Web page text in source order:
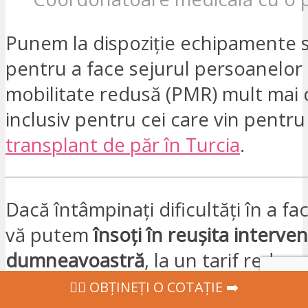
Punem la dispoziție echipamente
pentru a face sejurul persoanelor
mobilitate redusă (PMR) mult
inclusiv pentru cei care vin
transplant de păr în Turcia.
Dacă întâmpinați dificultăți în a
vă putemînsoți în reușita
dumneavoastră, la un tarif redus.
Coordonatoarea noastră este
‍👩‍⚕ OBȚINEȚI O COTAȚIE ➡️